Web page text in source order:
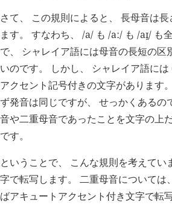
さて、 この規則によると、 長母音は
ます。 すなわち、 /a/ も /aː/ も /aɪ̯/ も
で、 シャレイア語には母音の長短の
いのです。 しかし、 シャレイア語に
アクセント記号付きの文字があります
ず発音は同じですが、 せっかくある
音や二重母音であったことを文字の上
です。
ということで、 こんな規則を考えて
字で転写します。 二重母音について
ばアキュートアクセント付き文字で転